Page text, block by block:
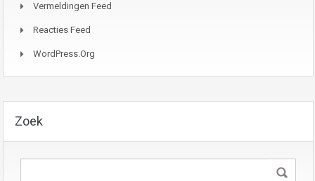
Vermeldingen Feed
Reacties Feed
WordPress.org
Zoek